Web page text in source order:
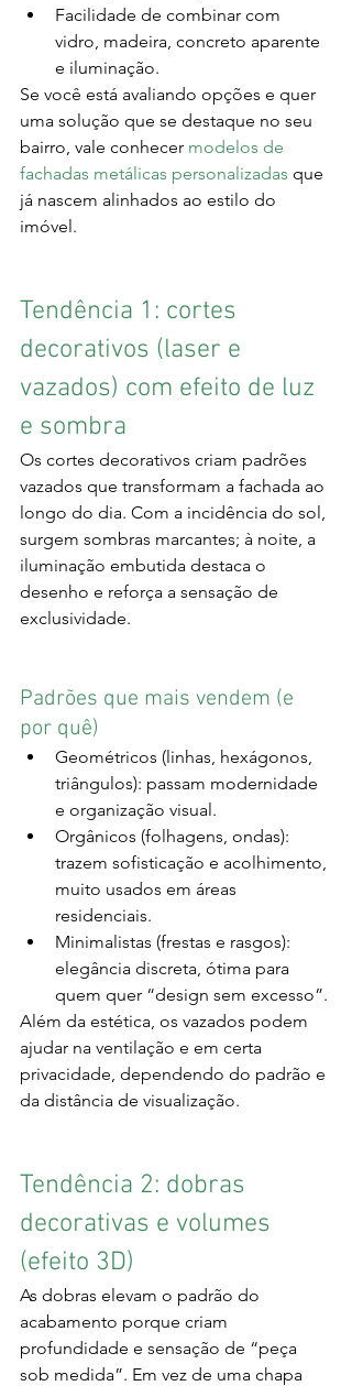
Facilidade de combinar com
vidro, madeira, concreto aparente
e iluminação.
Se você está avaliando opções e quer
uma solução que se destaque no seu
bairro, vale conhecer modelos de
fachadas metálicas personalizadas que
já nascem alinhados ao estilo do
imóvel.
Tendência 1: cortes
decorativos (laser e
vazados) com efeito de luz
e sombra
Os cortes decorativos criam padrões
vazados que transformam a fachada ao
longo do dia. Com a incidência do sol,
surgem sombras marcantes; à noite, a
iluminação embutida destaca o
desenho e reforça a sensação de
exclusividade.
Padrões que mais vendem (e
por quê)
Geométricos (linhas, hexágonos,
triângulos): passam modernidade
e organização visual.
Orgânicos (folhagens, ondas):
trazem sofisticação e acolhimento,
muito usados em áreas
residenciais.
Minimalistas (frestas e rasgos):
elegância discreta, ótima para
quem quer “design sem excesso”.
Além da estética, os vazados podem
ajudar na ventilação e em certa
privacidade, dependendo do padrão e
da distância de visualização.
Tendência 2: dobras
decorativas e volumes
(efeito 3D)
As dobras elevam o padrão do
acabamento porque criam
profundidade e sensação de “peça
sob medida”. Em vez de uma chapa